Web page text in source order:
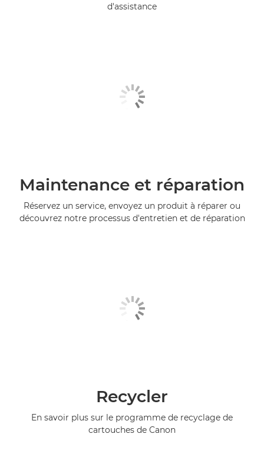
d'assistance
Maintenance et réparation
Réservez un service, envoyez un produit à réparer ou
découvrez notre processus d'entretien et de réparation
Recycler
En savoir plus sur le programme de recyclage de
cartouches de Canon